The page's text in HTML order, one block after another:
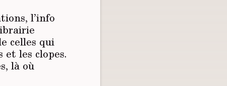
l’info
celles qui
les clopes.
là où